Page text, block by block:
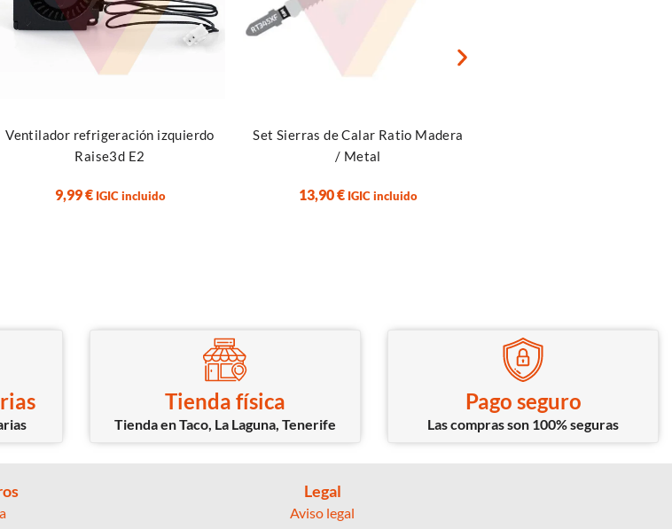
Ventilador refrigeración izquierdo
Raise3d E2
9,99€ IGIC incluido
Set Sierras de Calar Ratio Madera
/ Metal
13,90€ IGIC incluido
Tienda física
Tienda en Taco, La Laguna, Tenerife
Pago seguro
Las compras son 100% seguras
Legal
Aviso legal